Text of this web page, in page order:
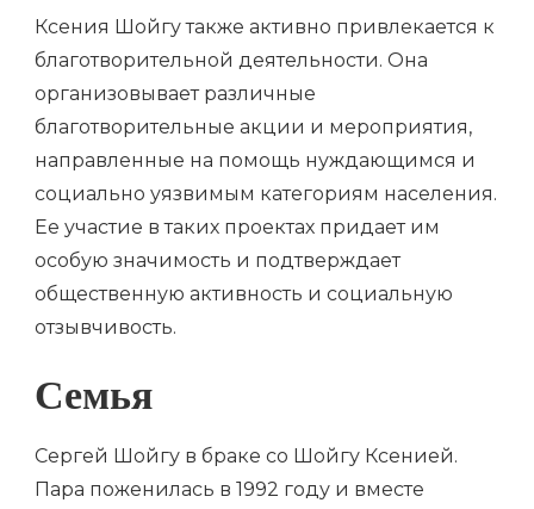
Ксения Шойгу также активно привлекается к
благотворительной деятельности. Она
организовывает различные
благотворительные акции и мероприятия,
направленные на помощь нуждающимся и
социально уязвимым категориям населения.
Ее участие в таких проектах придает им
особую значимость и подтверждает
общественную активность и социальную
отзывчивость.
Семья
Сергей Шойгу в браке со Шойгу Ксенией.
Пара поженилась в 1992 году и вместе